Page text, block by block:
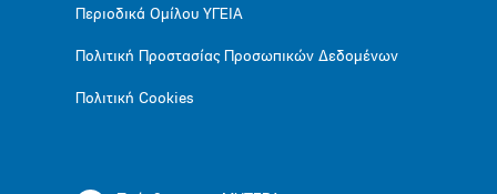
Περιοδικά Ομίλου ΥΓΕΙΑ
Πολιτική Προστασίας Προσωπικών Δεδομένων
Πολιτική Cookies